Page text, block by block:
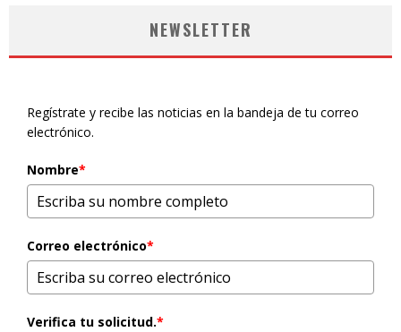
NEWSLETTER
Regístrate y recibe las noticias en la bandeja de tu correo
electrónico.
Nombre*
Correo electrónico*
Verifica tu solicitud.*